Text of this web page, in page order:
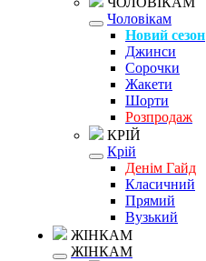
Чоловікам
Новий сезон
Джинси
Сорочки
Жакети
Шорти
Розпродаж
КРІЙ
Крій
Денім Гайд
Класичний
Прямий
Вузький
ЖІНКАМ
ЖІНКАМ